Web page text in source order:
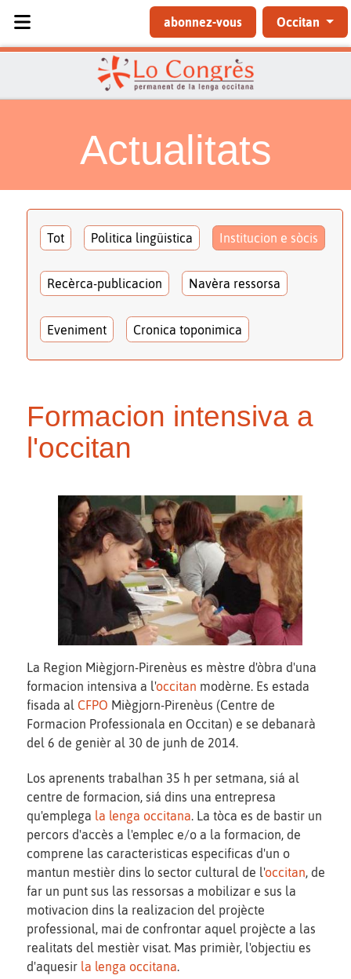
abonnez-vous Occitan
Actualitats
Tot Politica lingüistica Institucion e sòcis
Recèrca-publicacion Navèra ressorsa
Eveniment Cronica toponimica
Formacion intensiva a
l'occitan
La Region Miègjorn-Pirenèus es mèstre d'òbra d'una
formacion intensiva a l'occitan modèrne. Es estada
fisada al CFPO Miègjorn-Pirenèus (Centre de
Formacion Professionala en Occitan) e se debanarà
del 6 de genièr al 30 de junh de 2014.
Los aprenents trabalhan 35 h per setmana, siá al
centre de formacion, siá dins una entrepresa
qu'emplega la lenga occitana. La tòca es de bastir un
percors d'accès a l'emplec e/o a la formacion, de
comprene las caracteristicas especificas d'un o
mantun mestièr dins lo sector cultural de l'occitan, de
far un punt sus las ressorsas a mobilizar e sus la
motivacion dins la realizacion del projècte
professional, mai de confrontar aquel projècte a las
realitats del mestièr visat. Mas primièr, l'objectiu es
d'aquesir la lenga occitana.